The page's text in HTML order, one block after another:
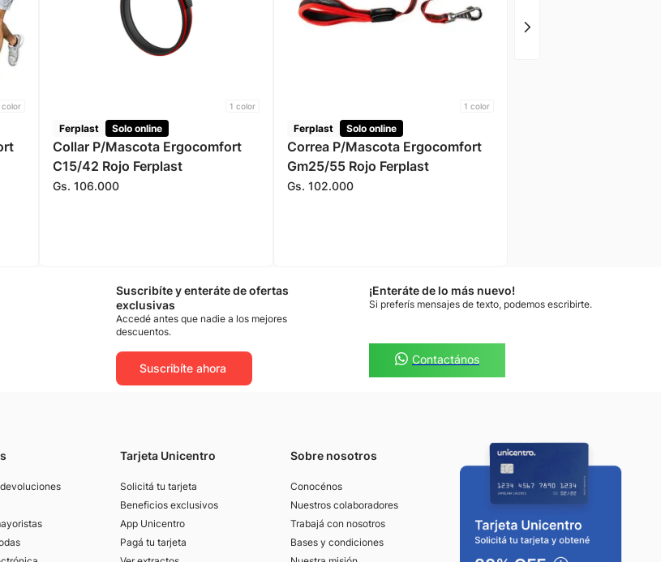
color 1 color
Ferplast Solo online
Collar P/Mascota Ergocomfort
C15/42 Rojo Ferplast
Gs. 106.000
1 color
Ferplast Solo online
Correa P/Mascota Ergocomfort
Gm25/55 Rojo Ferplast
Gs. 102.000
Suscribíte y enteráte de ofertas
exclusivas
Accedé antes que nadie a los mejores
descuentos.
Suscribíte ahora
¡Enteráte de lo más nuevo!
Si preferís mensajes de texto, podemos escribirte.
Contactános
Tarjeta Unicentro
Solicitá tu tarjeta
Beneficios exclusivos
App Unicentro
Pagá tu tarjeta
Sobre nosotros
Conocénos
Nuestros colaboradores
Trabajá con nosotros
Bases y condiciones